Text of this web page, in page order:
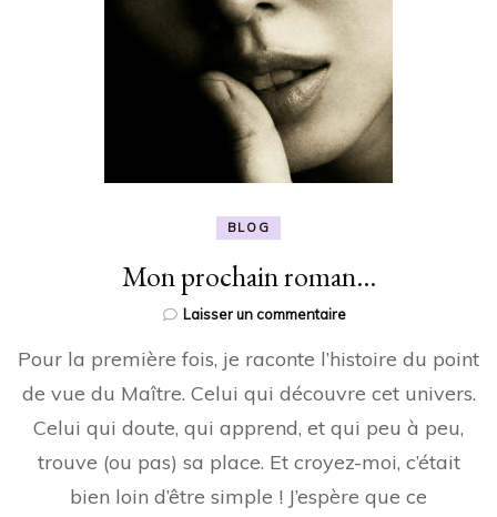
BLOG
Mon prochain roman…
Laisser un commentairesur
prochain
Pour la première fois, je raconte l’histoire du point
de vue du Maître. Celui qui découvre cet univers.
Celui qui doute, qui apprend, et qui peu à peu,
trouve (ou pas) sa place. Et croyez-moi, c’était
bien loin d’être simple ! J’espère que ce